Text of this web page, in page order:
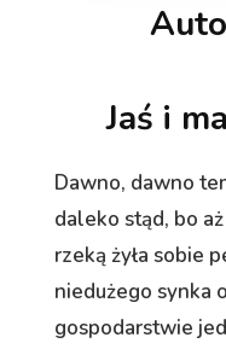
Jaś i
Dawno, dawno
daleko stąd, bo
rzeką żyła sobie
niedużego synka
gospodarstwie